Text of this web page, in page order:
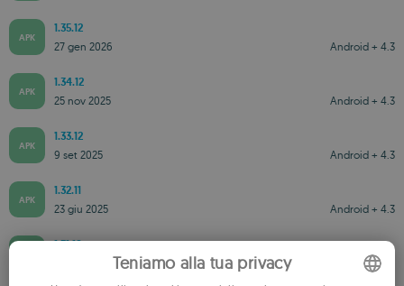
APK
1.35.12
Android + 4.3
27 gen 2026
APK
1.34.12
Android + 4.3
25 nov 2025
APK
1.33.12
Android + 4.3
9 set 2025
APK
1.32.11
Android + 4.3
23 giu 2025
1.31.10
Android + 4.3
Teniamo alla tua privacy